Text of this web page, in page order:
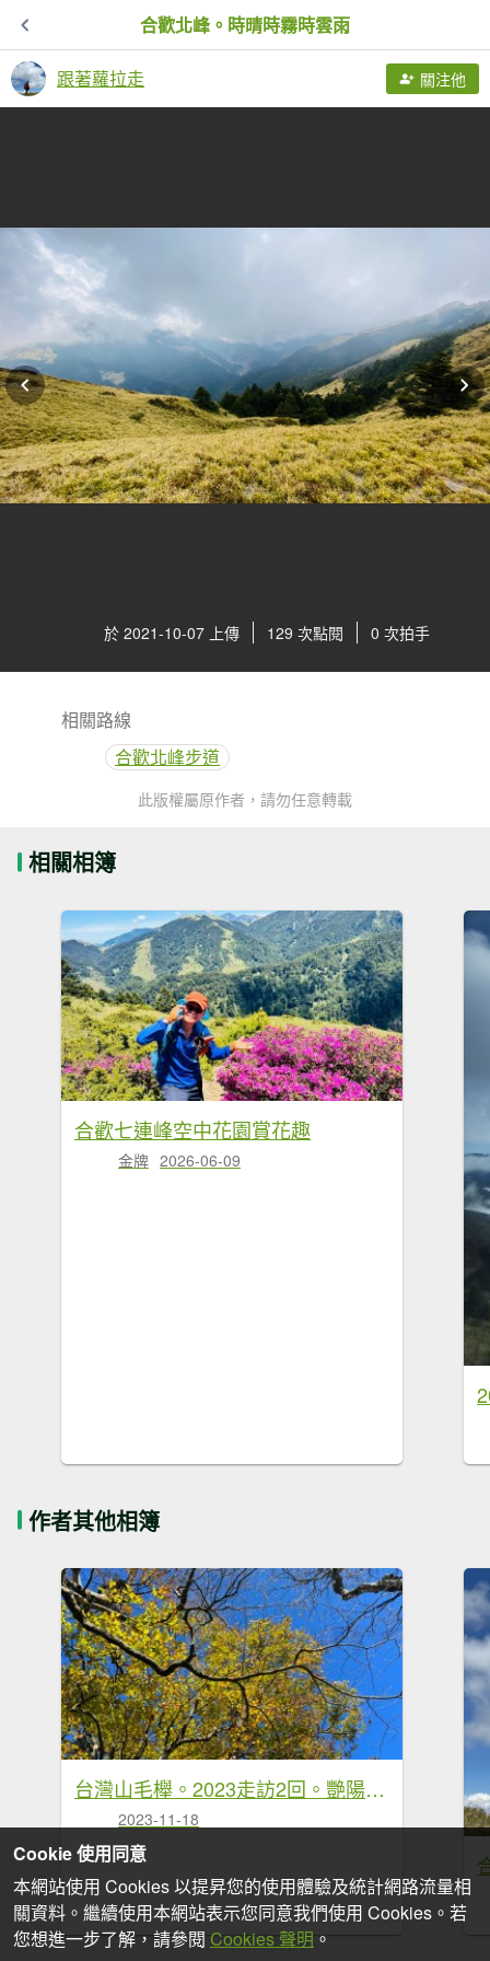
合歡北峰。時晴時霧時雲雨
跟著蘿拉走 關注他
於 2021-10-07 上傳 129 次點閱 0 次拍手
相關路線
合歡北峰步道
此版權屬原作者，請勿任意轉載
相關相簿
合歡七連峰空中花園賞花趣
金牌 2026-06-09
作者其他相簿
台灣山毛櫸。2023走訪2回。艷陽雨霧美景全收下
2023-11-18
Cookie 使用同意
本網站使用 Cookies 以提昇您的使用體驗及統計網路流量相
關資料。繼續使用本網站表示您同意我們使用 Cookies。若
您想進一步了解，請參閱 Cookies 聲明 。